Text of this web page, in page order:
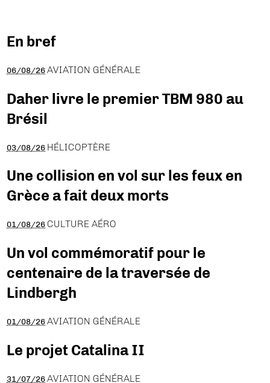
En bref
06/08/26 AVIATION GÉNÉRALE
Daher livre le premier TBM 980 au
Brésil
03/08/26 HÉLICOPTÈRE
Une collision en vol sur les feux en
Grèce a fait deux morts
01/08/26 CULTURE AÉRO
Un vol commémoratif pour le
centenaire de la traversée de
Lindbergh
01/08/26 AVIATION GÉNÉRALE
Le projet Catalina II
31/07/26 AVIATION GÉNÉRALE